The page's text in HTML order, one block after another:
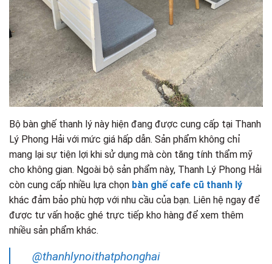
Bộ bàn ghế thanh lý này hiện đang được cung cấp tại Thanh
Lý Phong Hải với mức giá hấp dẫn. Sản phẩm không chỉ
mang lại sự tiện lợi khi sử dụng mà còn tăng tính thẩm mỹ
cho không gian. Ngoài bộ sản phẩm này, Thanh Lý Phong Hải
còn cung cấp nhiều lựa chọn bàn ghế cafe cũ thanh lý
khác đảm bảo phù hợp với nhu cầu của bạn. Liên hệ ngay để
được tư vấn hoặc ghé trực tiếp kho hàng để xem thêm
nhiều sản phẩm khác.
@thanhlynoithatphonghai